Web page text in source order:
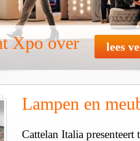
Xpo over lees
Lampen en
Cattelan Italia